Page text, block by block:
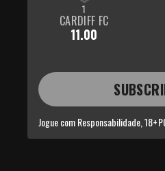
1
CARDIFF FC
11.00
Jogue com Responsabilidade, 18+